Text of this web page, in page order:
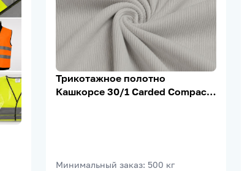
Трикотажное полотно
Кашкорсе 30/1 Carded Compact,
Минимальный заказ: 500 кг